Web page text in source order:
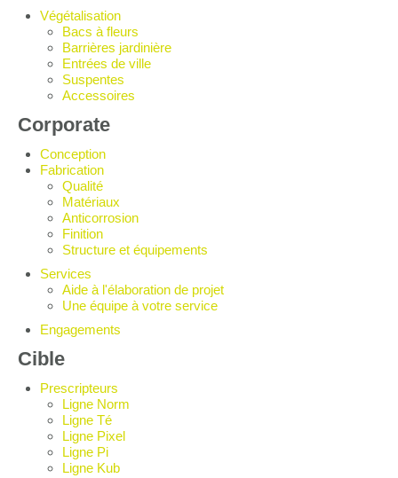
Végétalisation
Bacs à fleurs
Barrières jardinière
Entrées de ville
Suspentes
Accessoires
Corporate
Conception
Fabrication
Qualité
Matériaux
Anticorrosion
Finition
Structure et équipements
Services
Aide à l'élaboration de projet
Une équipe à votre service
Engagements
Cible
Prescripteurs
Ligne Norm
Ligne Té
Ligne Pixel
Ligne Pi
Ligne Kub